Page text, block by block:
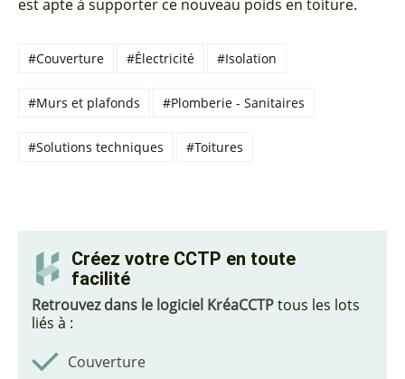
est apte à supporter ce nouveau poids en toiture.
#Couverture #Électricité #Isolation
#Murs et plafonds #Plomberie - Sanitaires
#Solutions techniques #Toitures
Créez votre CCTP en toute
facilité
Retrouvez dans le logiciel KréaCCTPtous les lots
liés à :
Couverture